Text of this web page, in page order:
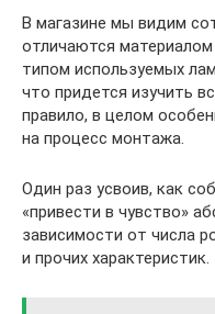
В магазине мы видим
отличаются материалом
типом используемых
что придется изучить
правило, в целом
на процесс монтажа.
Один раз усвоив, как
«привести в чувство»
зависимости от числа
и прочих характеристик.